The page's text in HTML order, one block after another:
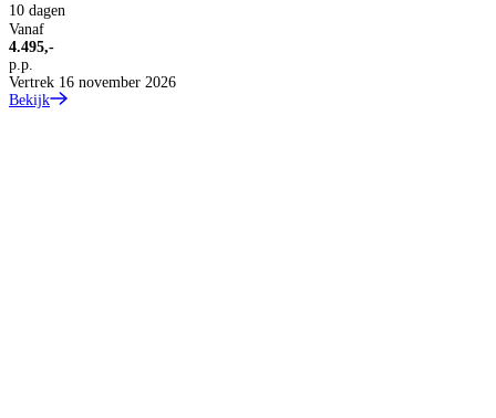
10 dagen
Vanaf
4.495,-
p.p.
Vertrek 16 november 2026
Bekijk